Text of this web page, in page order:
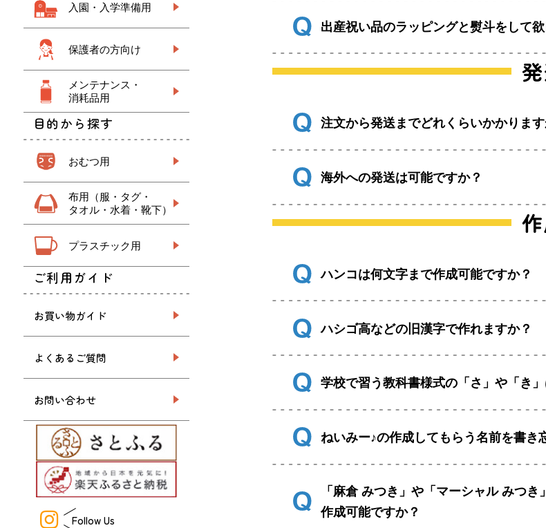
入園・入学準備用
保護者の方向け
メンテナンス・
消耗品用
目的から探す
おむつ用
布用（服・タグ・
タオル・水着・靴下）
プラスチック用
ご利用ガイド
お買い物ガイド
よくあるご質問
お問い合わせ
Follow Us
出産祝い品のラッピングと熨斗をして
注文から発送までどれくらいかかります
海外への発送は可能ですか？
ハンコは何文字まで作成可能ですか？
ハシゴ高などの旧漢字で作れますか？
学校で習う教科書様式の「さ」や「き
ねいみー♪の作成してもらう名前を書き
「麻倉 みつき」や「マーシャル みつ
作成可能ですか？